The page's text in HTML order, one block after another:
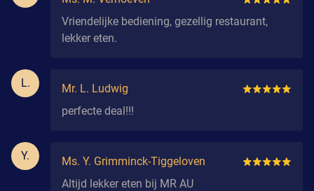
Vriendelijke bediening, gezellig restaurant,
lekker eten.
L.
Mr. L. Ludwig
perfecte deal!!!
Y.
Ms. Y. Grimminck-Tiggeloven
Altijd lekker eten bij MR AU